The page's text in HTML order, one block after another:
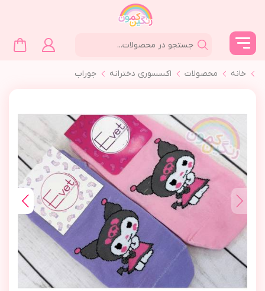
خانه محصولات اکسسوری دخترانه جوراب